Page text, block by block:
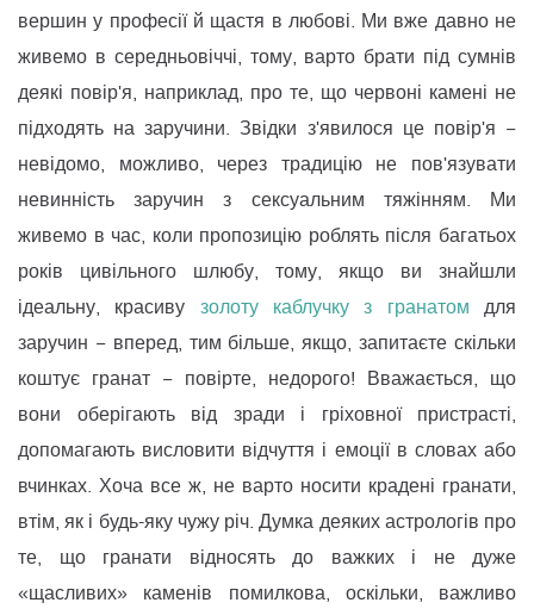
вершин у професії й щастя в любові. Ми вже давно не
живемо в середньовіччі, тому, варто брати під сумнів
деякі повір'я, наприклад, про те, що червоні камені не
підходять на заручини. Звідки з'явилося це повір'я −
невідомо, можливо, через традицію не пов'язувати
невинність заручин з сексуальним тяжінням. Ми
живемо в час, коли пропозицію роблять після багатьох
років цивільного шлюбу, тому, якщо ви знайшли
ідеальну, красиву золоту каблучку з гранатом для
заручин − вперед, тим більше, якщо, запитаєте скільки
коштує гранат − повірте, недорого! Вважається, що
вони оберігають від зради і гріховної пристрасті,
допомагають висловити відчуття і емоції в словах або
вчинках. Хоча все ж, не варто носити крадені гранати,
втім, як і будь-яку чужу річ. Думка деяких астрологів про
те, що гранати відносять до важких і не дуже
«щасливих» каменів помилкова, оскільки, важливо